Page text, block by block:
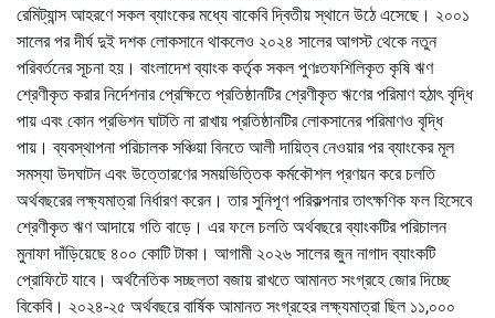
রেমিট্যান্স আহরণে সকল ব্যাংকের মধ্যে বাকেবি দ্বিতীয় স্থানে উঠে এসেছে। ২০০১
সালের পর দীর্ঘ দুই দশক লোকসানে থাকলেও ২০২৪ সালের আগস্ট থেকে নতুন
পরিবর্তনের সূচনা হয়। বাংলাদেশ ব্যাংক কর্তৃক সকল পুণঃতফশিলিকৃত কৃষি ঋণ
শ্রেণীকৃত করার নির্দেশনার প্রেক্ষিতে প্রতিষ্ঠানটির শ্রেণীকৃত ঋণের পরিমাণ হঠাৎ বৃদ্ধি
পায় এবং কোন প্রভিশন ঘাটতি না রাখায় প্রতিষ্ঠানটির লোকসানের পরিমাণও বৃদ্ধি
পায়। ব্যবস্থাপনা পরিচালক সঞ্চিয়া বিনতে আলী দায়িত্ব নেওয়ার পর ব্যাংকের মূল
সমস্যা উদঘাটন এবং উত্তোরণের সময়ভিত্তিক কর্মকৌশল প্রণয়ন করে চলতি
অর্থবছরের লক্ষ্যমাত্রা নির্ধারণ করেন। তার সুনিপূণ পরিকল্পনার তাৎক্ষণিক ফল হিসেবে
শ্রেণীকৃত ঋণ আদায়ে গতি বাড়ে। এর ফলে চলতি অর্থবছরে ব্যাংকটির পরিচালন
মুনাফা দাঁড়িয়েছে ৪০০ কোটি টাকা। আগামী ২০২৬ সালের জুন নাগাদ ব্যাংকটি
প্রোফিটে যাবে। অর্থনৈতিক সচ্ছলতা বজায় রাখতে আমানত সংগ্রহে জোর দিচ্ছে
বিকেবি। ২০২৪-২৫ অর্থবছরে বার্ষিক আমানত সংগ্রহের লক্ষ্যমাত্রা ছিল ১১,০০০